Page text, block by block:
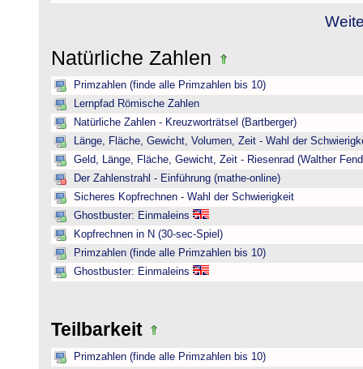
Natürliche Zahlen
Primzahlen (finde alle Primzahlen bis 10)
Lernpfad Römische Zahlen
Natürliche Zahlen - Kreuzworträtsel (Bartberger)
Länge, Fläche, Gewicht, Volumen, Zeit - Wahl der
Geld, Länge, Fläche, Gewicht, Zeit - Riesenrad (Walther
Der Zahlenstrahl - Einführung (mathe-online)
Sicheres Kopfrechnen - Wahl der Schwierigkeit
Ghostbuster: Einmaleins
Kopfrechnen in N (30-sec-Spiel)
Primzahlen (finde alle Primzahlen bis 10)
Ghostbuster: Einmaleins
Teilbarkeit
Primzahlen (finde alle Primzahlen bis 10)